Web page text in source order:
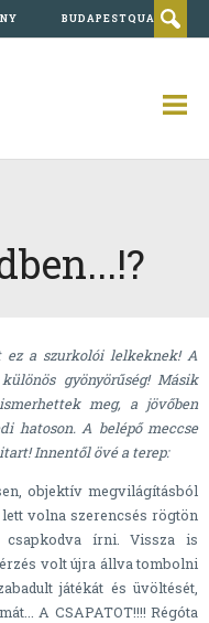
BUDAPESTQUAD
ez a szurkolói lelkeknek! A
gyönyörűség! Másik
meg, a jövőben
hatoson. A belépő meccse
Innentől övé a terep:
objektív megvilágításból
volna szerencsés rögtön
csapkodva írni. Vissza is
volt újra állva tombolni
játékát és üvöltését,
A CSAPATOT!!!! Régóta